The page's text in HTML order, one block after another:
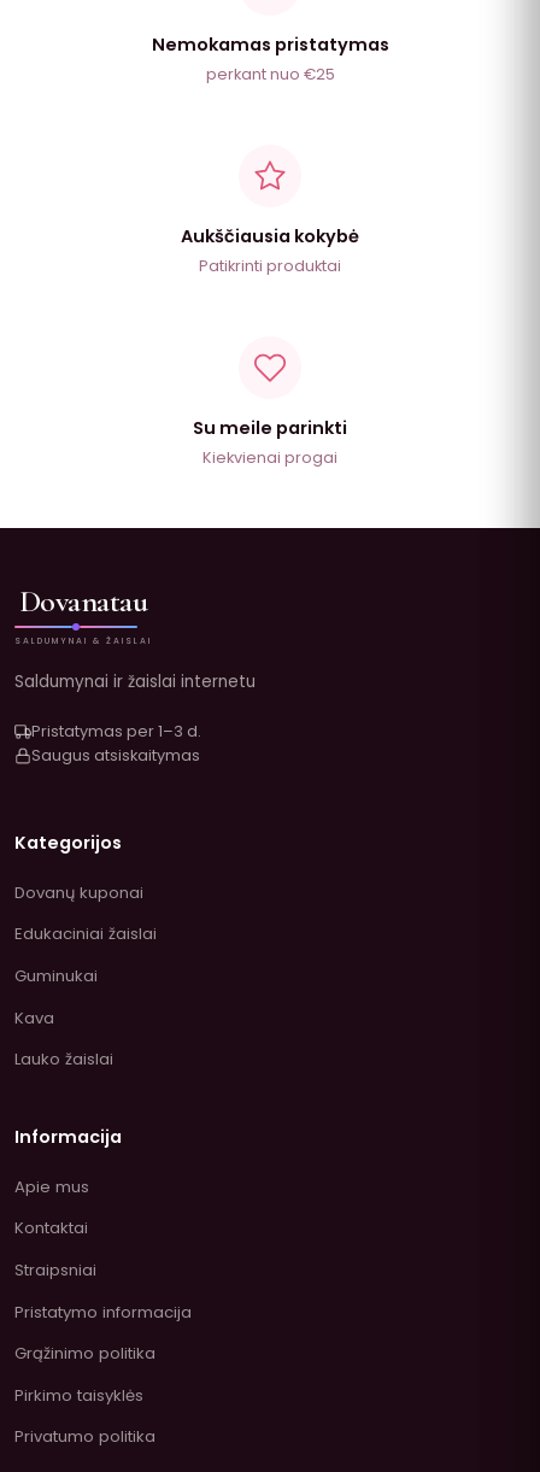
Nemokamas pristatymas
perkant nuo €25
Aukščiausia kokybė
Patikrinti produktai
Su meile parinkti
Kiekvienai progai
Dovanatau
SALDUMYNAI & ŽAISLAI
Saldumynai ir žaislai internetu
Pristatymas per 1–3 d.
Saugus atsiskaitymas
Kategorijos
Dovanų kuponai
Edukaciniai žaislai
Guminukai
Kava
Lauko žaislai
Informacija
Apie mus
Kontaktai
Straipsniai
Pristatymo informacija
Grąžinimo politika
Pirkimo taisyklės
Privatumo politika